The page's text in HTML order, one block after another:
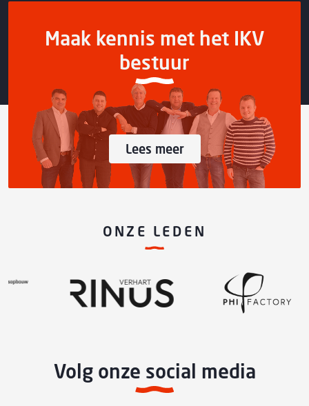
Maak kennis met het IKV
bestuur
Lees meer
ONZE LEDEN
Volg onze social media